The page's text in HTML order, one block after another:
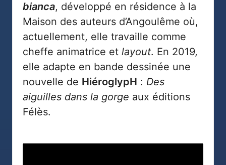
bianca, développé en résidence à la
Maison des auteurs d’Angoulême où,
actuellement, elle travaille comme
cheffe animatrice et layout. En 2019,
elle adapte en bande dessinée une
nouvelle de HiéroglypH : Des
aiguilles dans la gorge aux éditions
Félès.